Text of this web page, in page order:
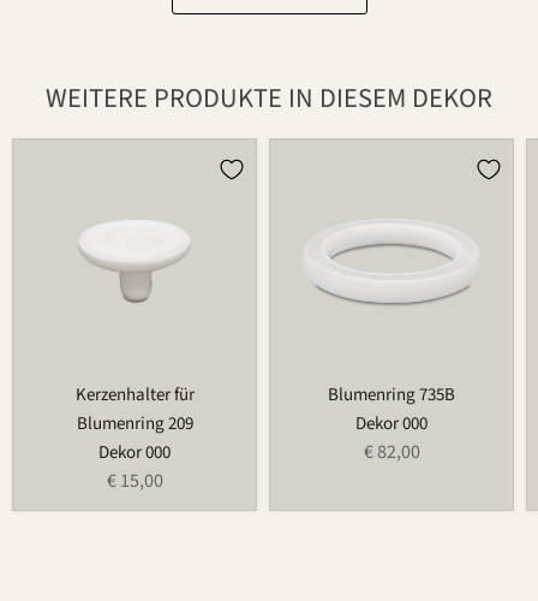
WEITERE PRODUKTE IN DIESEM DEKOR
Kerzenhalter für
Blumenring 209
Dekor 000
€ 15,00
Blumenring 735B
Dekor 000
€ 82,00